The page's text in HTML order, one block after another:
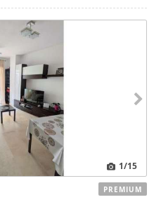
1/15
PREMIUM